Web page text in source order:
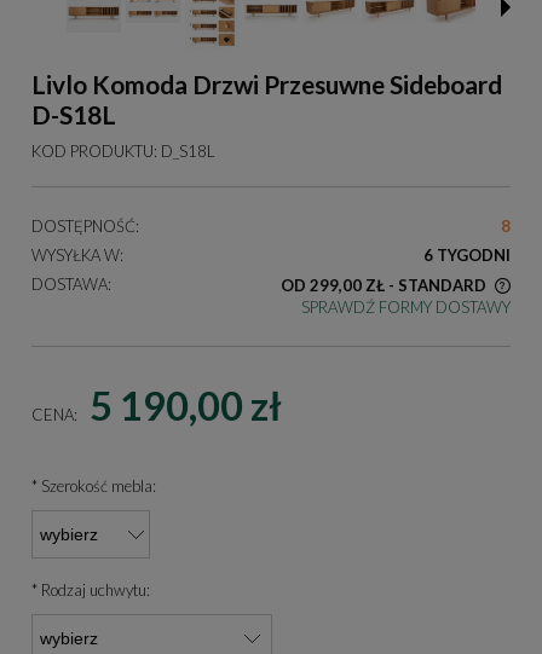
Livlo Komoda Drzwi Przesuwne Sideboard
D-S18L
KOD PRODUKTU: D_S18L
DOSTĘPNOŚĆ:
8
WYSYŁKA W:
6 TYGODNI
DOSTAWA:
OD 299,00 ZŁ - STANDARD
KOSZT DOSTAWY DOTYCZY PRZESYŁEK NA TERENIE
SPRAWDŹ FORMY DOSTAWY
CENA: 5 190,00 zł
* Szerokość mebla:
* Rodzaj uchwytu: